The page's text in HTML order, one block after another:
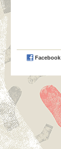
Facebook